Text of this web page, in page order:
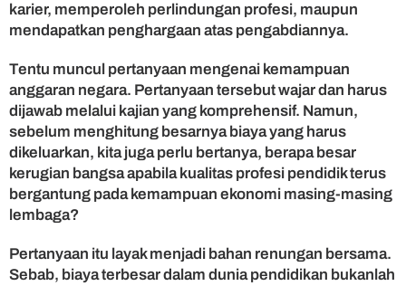
karier, memperoleh perlindungan profesi, maupun
mendapatkan penghargaan atas pengabdiannya.
Tentu muncul pertanyaan mengenai kemampuan
anggaran negara. Pertanyaan tersebut wajar dan harus
dijawab melalui kajian yang komprehensif. Namun,
sebelum menghitung besarnya biaya yang harus
dikeluarkan, kita juga perlu bertanya, berapa besar
kerugian bangsa apabila kualitas profesi pendidik terus
bergantung pada kemampuan ekonomi masing-masing
lembaga?
Pertanyaan itu layak menjadi bahan renungan bersama.
Sebab, biaya terbesar dalam dunia pendidikan bukanlah